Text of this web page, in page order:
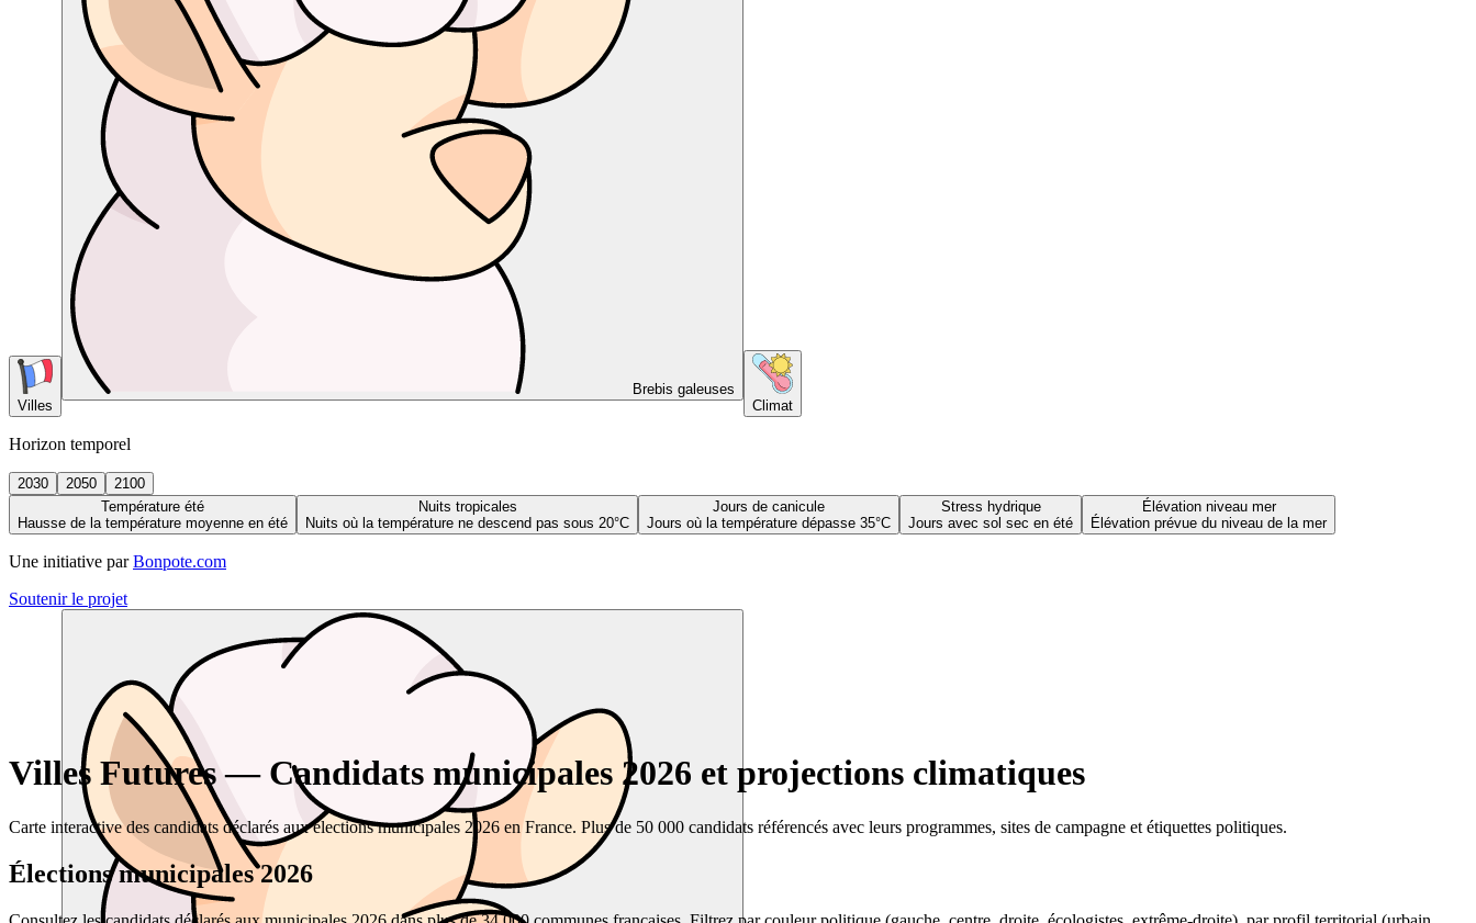
Villes
Brebis galeuses
Climat
Horizon temporel
2030 2050
2100
Température été
Hausse de la température moyenne en été
Nuits tropicales
Nuits où la température ne descend pas sous 20°C
Jours de canicule
Jours où la température dépasse 35°C
Stress hydrique
Jours avec sol sec en été
Élévation niveau mer
Élévation prévue du niveau de la mer
Une initiative par Bonpote.com
Soutenir le projet
Villes Futures — Candidats municipales 2026 et projections climatiques
Carte interactive des candidats déclarés aux élections municipales 2026 en France. Plus de 50 000 candidats référencés avec leurs programmes, sites de campagne et étiquettes politiques.
Élections municipales 2026